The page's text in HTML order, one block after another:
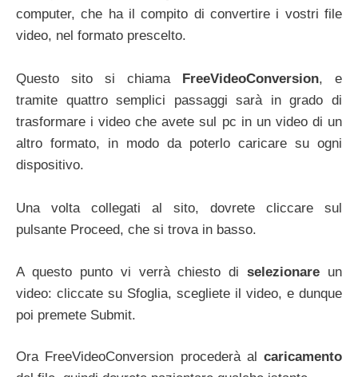
computer, che ha il compito di convertire i vostri file
video, nel formato prescelto.
Questo sito si chiama FreeVideoConversion, e
tramite quattro semplici passaggi sarà in grado di
trasformare i video che avete sul pc in un video di un
altro formato, in modo da poterlo caricare su ogni
dispositivo.
Una volta collegati al sito, dovrete cliccare sul
pulsante Proceed, che si trova in basso.
A questo punto vi verrà chiesto diselezionare un
video: cliccate su Sfoglia, scegliete il video, e dunque
poi premete Submit.
Ora FreeVideoConversion procederà al caricamento